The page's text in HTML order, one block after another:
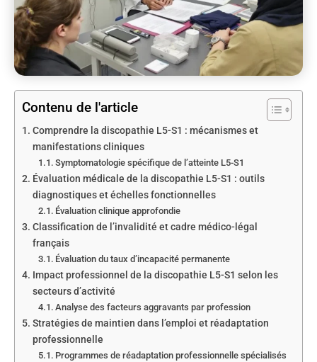
Contenu de l'article
Comprendre la discopathie L5-S1 : mécanismes et
manifestations cliniques
Symptomatologie spécifique de l’atteinte L5-S1
Évaluation médicale de la discopathie L5-S1 : outils
diagnostiques et échelles fonctionnelles
Évaluation clinique approfondie
Classification de l’invalidité et cadre médico-légal
français
Évaluation du taux d’incapacité permanente
Impact professionnel de la discopathie L5-S1 selon les
secteurs d’activité
Analyse des facteurs aggravants par profession
Stratégies de maintien dans l’emploi et réadaptation
professionnelle
Programmes de réadaptation professionnelle spécialisés